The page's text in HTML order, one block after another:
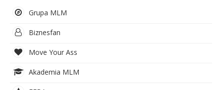
Grupa MLM
Biznesfan
Move Your Ass
Akademia MLM